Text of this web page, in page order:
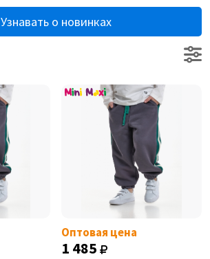
Узнавать о новинках
Оптовая цена
1 485